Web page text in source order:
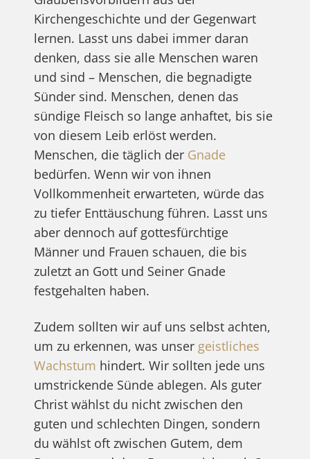
Kirchengeschichte und der Gegenwart
lernen. Lasst uns dabei immer daran
denken, dass sie alle Menschen waren
und sind – Menschen, die begnadigte
Sünder sind. Menschen, denen das
sündige Fleisch so lange anhaftet, bis sie
von diesem Leib erlöst werden.
Menschen, die täglich der Gnade
bedürfen. Wenn wir von ihnen
Vollkommenheit erwarteten, würde das
zu tiefer Enttäuschung führen. Lasst uns
aber dennoch auf gottesfürchtige
Männer und Frauen schauen, die bis
zuletzt an Gott und Seiner Gnade
festgehalten haben.
Zudem sollten wir auf uns selbst achten,
um zu erkennen, was unser geistliches
Wachstum hindert. Wir sollten jede uns
umstrickende Sünde ablegen. Als guter
Christ wählst du nicht zwischen den
guten und schlechten Dingen, sondern
du wählst oft zwischen Gutem, dem